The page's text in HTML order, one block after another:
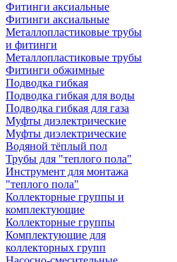
Фитинги аксиальные
Фитинги аксиальные
Металлопластиковые трубы
и фитинги
Металлопластиковые трубы
Фитинги обжимные
Подводка гибкая
Подводка гибкая для воды
Подводка гибкая для газа
Муфты диэлектрические
Муфты диэлектрические
Водяной тёплый пол
Трубы для "теплого пола"
Инструмент для монтажа
"теплого пола"
Коллекторные группы и
комплектующие
Коллекторные группы
Комплектующие для
коллекторных групп